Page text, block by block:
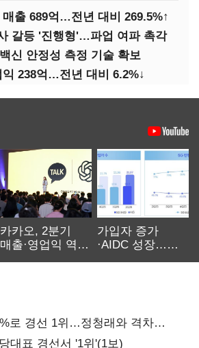
출 689억…전년 대비 269.5%↑
갈등 '진행형'…파업 여파 촉각
신 안정성 측정 기술 확보
익 238억…전년 대비 6.2%↓
카카오, 2분기
매출·영업익 역대
가입자 증가
·AIDC 성장…
로 경선 1위…정청래와 격차
대표 경선서 '1위'(1보)